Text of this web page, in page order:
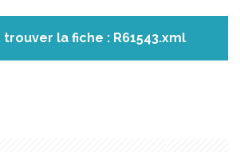
la fiche : R61543.xml